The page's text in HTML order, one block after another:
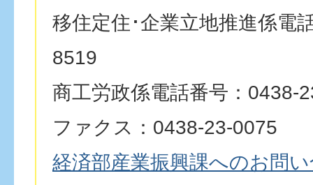
移住定住･企業立地推進係電
8519
商工労政係電話番号：0438-
ファクス：0438-23-0075
経済部産業振興課へのお問